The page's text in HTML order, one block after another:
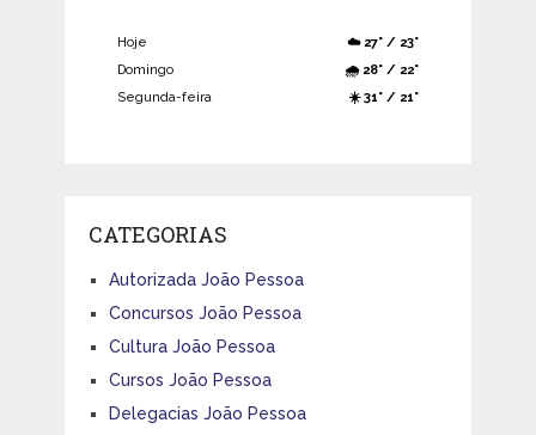
Hoje
☁️ 27° / 23°
Domingo
🌧️ 28° / 22°
Segunda-feira
☀️ 31° / 21°
CATEGORIAS
Autorizada João Pessoa
Concursos João Pessoa
Cultura João Pessoa
Cursos João Pessoa
Delegacias João Pessoa